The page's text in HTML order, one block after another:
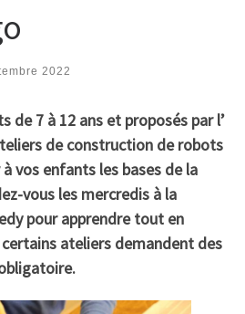
2022
de 7 à 12 ans et proposés par l’
de construction de robots
vos enfants les bases de la
vous les mercredis à la
pour apprendre tout en
ateliers demandent des